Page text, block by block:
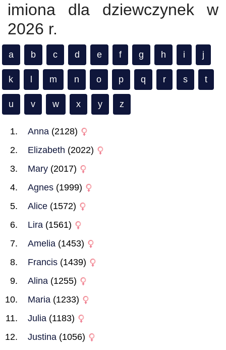
imiona dla dziewczynek w
2026 r.
a b c d e f g h i j
k m n o p q r s t
u v w x y z
Anna (2128)
Elizabeth (2022)
Mary (2017)
Agnes (1999)
Alice (1572)
Lira (1561)
Amelia (1453)
Francis (1439)
Alina (1255)
Maria (1233)
Julia (1183)
Justina (1056)